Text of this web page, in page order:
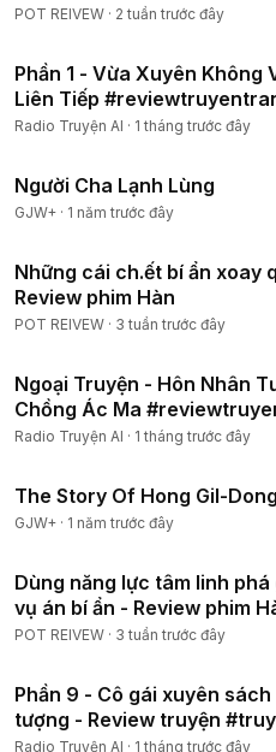
POT REIVEW · 2 tuần trước đây
Phần 1 - Vừa Xuyên Không
Liên Tiếp
Radio Truyện AI · 1 tháng trước đây
Người Cha Lạnh Lùng
GJW+ · 1 năm trước đây
Những cái ch.ết bí ẩn xoay
Review phim Hàn
POT REIVEW · 3 tuần trước đây
Ngoại Truyện - Hôn Nhân
Chồng Ác Ma #reviewtruyentranh #trongsinh
#trungsinh
Radio Truyện AI · 1 tháng trước đây
The Story Of Hong Gil-Dong
GJW+ · 1 năm trước đây
Dùng năng lực tâm linh
vụ án bí ẩn - Review phim
POT REIVEW · 3 tuần trước đây
Phần 9 - Cô gái xuyên
tượng - Review truyện
#reviewtruyentranh
Radio Truyện AI · 1 tháng trước đây